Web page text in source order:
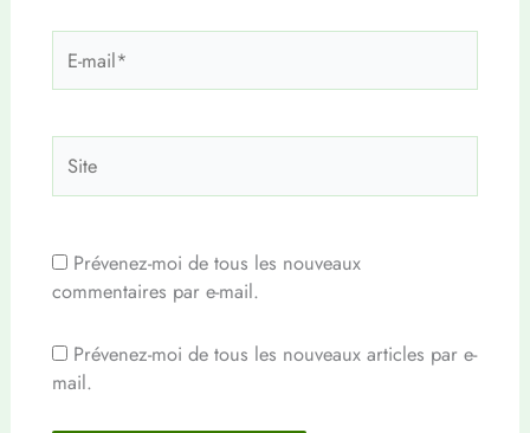
mail*
Prévenez-moi de tous les nouveaux
commentaires par e-mail.
Prévenez-moi de tous les nouveaux articles par e-
mail.